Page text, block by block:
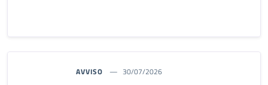
AVVISO 30/07/2026